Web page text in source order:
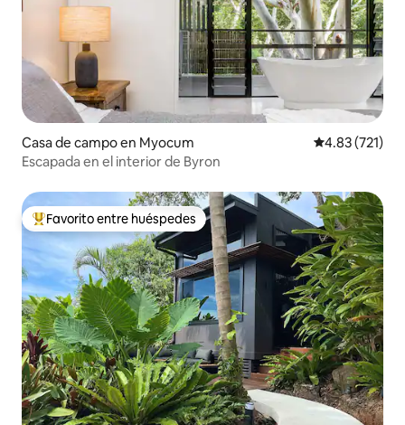
Casa de campo en Myocum Calificación
4.83 (721)
Escapada en el interior de Byron
Favorito entre huéspedes preferido
Favorito entre huéspedes